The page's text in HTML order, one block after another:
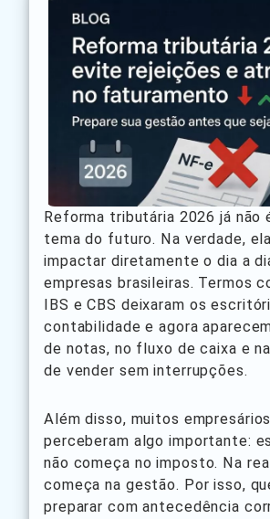
Reforma tributária 2026 já não
tema do futuro. Na verdade,
impactar diretamente o dia a
empresas brasileiras. Termos
IBS e CBS deixaram os
contabilidade e agora
de notas, no fluxo de caixa e
de vender sem interrupções.
Além disso, muitos
perceberam algo importante:
não começa no imposto. Na
começa na gestão. Por isso,
preparar com antecedência